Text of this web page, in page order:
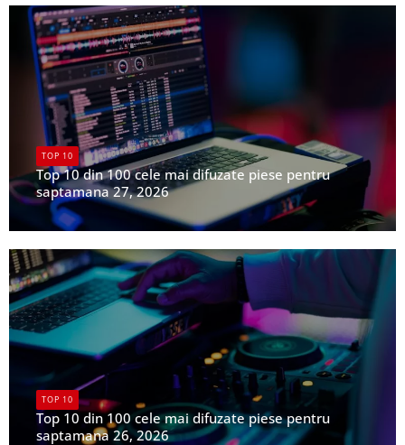
TOP 10
Top 10 din 100 cele mai difuzate piese pentru
saptamana 27, 2026
UPFR
TOP 10
Top 10 din 100 cele mai difuzate piese pentru
saptamana 26, 2026